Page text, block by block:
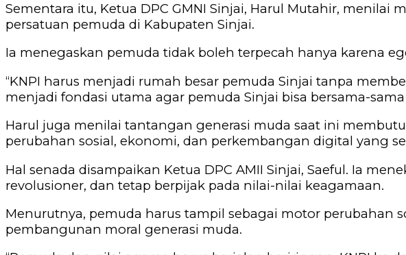
‎Sementara itu, Ketua DPC GMNI Sinjai, Harul Mutahir,
persatuan pemuda di Kabupaten Sinjai.
‎Ia menegaskan pemuda tidak boleh terpecah hanya karena
‎“KNPI harus menjadi rumah besar pemuda Sinjai tanpa
menjadi fondasi utama agar pemuda Sinjai bisa bersama-
‎Harul juga menilai tantangan generasi muda saat ini
perubahan sosial, ekonomi, dan perkembangan digital yang
‎Hal senada disampaikan Ketua DPC AMII Sinjai, Saeful. Ia
revolusioner, dan tetap berpijak pada nilai-nilai keagamaan.
‎Menurutnya, pemuda harus tampil sebagai motor perubahan
pembangunan moral generasi muda.